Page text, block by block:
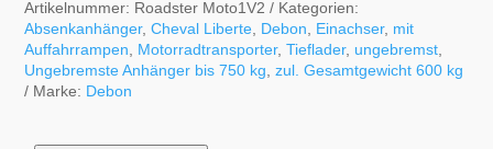
Artikelnummer: Roadster Moto1V2
Kategorien:
Absenkanhänger,Cheval Liberte Debon Einachser, mit
Auffahrrampen
Motorradtransporter,Tieflader, ungebremst
Ungebremste Anhänger bis 750 kg ,zul. Gesamtgewicht 600 kg
Marke: Debon